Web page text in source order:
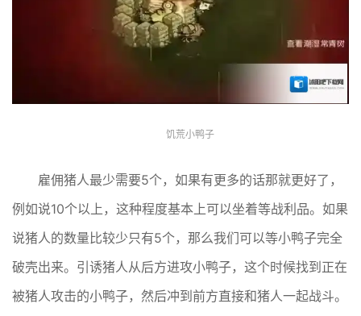
饥荒小鸭子
雇佣猪人最少需要5个，如果有更多的话那就更好了，
例如说10个以上，这种程度基本上可以坐着等战利品。如果
说猪人的数量比较少只有5个，那么我们可以等小鸭子完全
破壳出来。引诱猪人从后方进攻小鸭子，这个时候找到正在
被猪人攻击的小鸭子，然后冲到前方直接和猪人一起战斗。